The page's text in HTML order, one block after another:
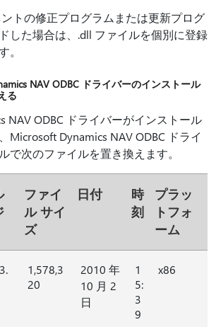
トの修正プログラムまたは更新プログ
した場合は、.dll ファイルを個別に登録
。
NAV ODBC ドライバーのインストール
る
NAV ODBC ドライバーがインストール
Microsoft Dynamics NAV ODBC ドライ
で次のファイルを置き換えます。
ファイ
ル サイ
ズ
日付
時
刻
プラッ
トフォ
ーム
1,578,3
20
2010 年
10 月 2
日
1
5:
3
9
x86